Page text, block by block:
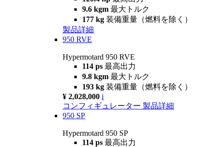
9.6 kgm 最大トルク
177 kg 装備重量（燃料を除く）
製品詳細
950 RVE
Hypermotard 950 RVE
114 ps 最高出力
9.8 kgm 最大トルク
193 kg 装備重量（燃料を除く）
¥ 2,028,000 i
コンフィギュレーター 製品詳細
950 SP
Hypermotard 950 SP
114 ps 最高出力